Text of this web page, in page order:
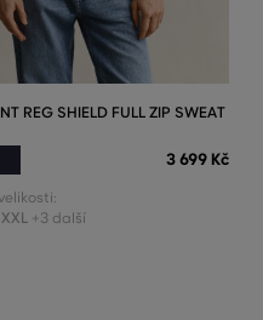
REG SHIELD FULL ZIP SWEAT
3 699 Kč
XXL +3 další